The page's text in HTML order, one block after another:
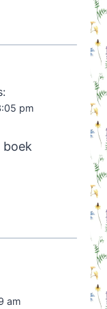
pm
boek
am